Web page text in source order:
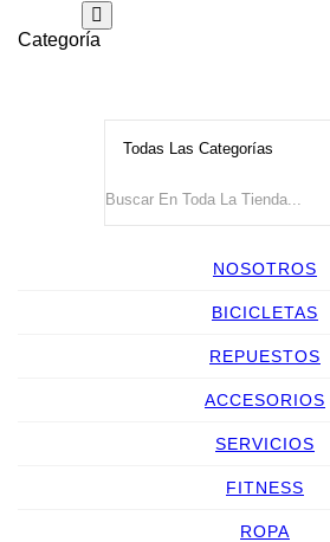
Categoría
NOSOTROS
BICICLETAS
REPUESTOS
ACCESORIOS
SERVICIOS
FITNESS
ROPA